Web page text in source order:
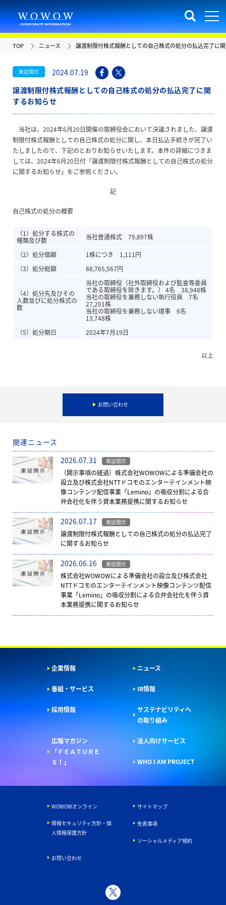
TOP ニュース 譲渡制限付株式報酬としての自己株式の処分の払込完了に
東証開示
2024.07.19
譲渡制限付株式報酬としての自己株式の処分の払込完了に関
するお知らせ
当社は、2024年6月20日開催の取締役会において決議されました、譲渡
制限付株式報酬としての自己株式の処分に関し、本日払込手続きが完了い
たしましたので、下記のとおりお知らせいたします。本件の詳細につきま
しては、2024年6月20日付「譲渡制限付株式報酬としての自己株式の処分
に関するお知らせ」をご参照ください。
記
自己株式の処分の概要
（1）処分する株式の
種類及び数
当社普通株式 79,897株
（2）処分価額
1株につき 1,111円
（3）処分総額
88,765,567円
（4）処分先及びその
人数並びに処分株式の
数
当社の取締役（社外取締役および監査等委員
である取締役を除きます。） 4名 38,948株
当社の取締役を兼務しない執行役員 7名
27,201株
当社の取締役を兼務しない理事 6名
13,748株
（5） 処分期日 2024年7月19日
以上
お問い合わせ
関連ニュース
2026.07.31
東証開示
（開示事項の経過）株式会社WOWOWによる準備会社の
設立及び株式会社NTTドコモのエンターテインメント映
像コンテンツ配信事業「Lemino」の吸収分割による合
弁会社化を伴う資本業務提携に関するお知らせ
2026.07.17 東証開示
譲渡制限付株式報酬としての自己株式の処分の払込完了
に関するお知らせ
2026.06.16 東証開示
株式会社WOWOWによる準備会社の設立及び株式会社
NTTドコモのエンターテインメント映像コンテンツ配信
事業「Lemino」の吸収分割による合弁会社化を伴う資
本業務提携に関するお知らせ
企業情報 ニュース
番組・サービス IR情報
採用情報
サステナビリティへ
の取り組み
広報マガジン
「ＦＥＡＴＵＲＥ
Ｓ！」
法人向けサービス
WHO I AM PROJECT
WOWOWオンライン サイトマップ
情報セキュリティ方針・個
人情報保護方針
免責事項
ソーシャルメディア規約
お問い合わせ